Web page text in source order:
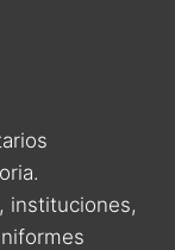
instituciones,